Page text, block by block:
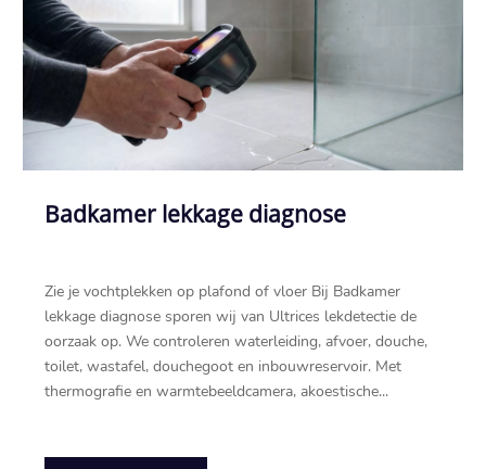
Badkamer lekkage diagnose
Zie je vochtplekken op plafond of vloer Bij Badkamer
lekkage diagnose sporen wij van Ultrices lekdetectie de
oorzaak op.​ We controleren waterleiding, afvoer, douche,
toilet, wastafel, douchegoot en inbouwreservoir.​ Met
thermografie en warmtebeeldcamera, akoestische...